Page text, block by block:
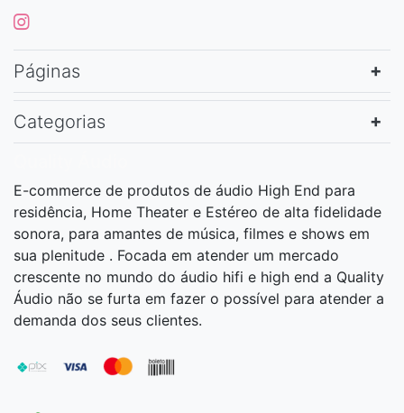
Páginas
Categorias
E-commerce de produtos de áudio High End para
residência, Home Theater e Estéreo de alta fidelidade
sonora, para amantes de música, filmes e shows em
sua plenitude . Focada em atender um mercado
crescente no mundo do áudio hifi e high end a Quality
Áudio não se furta em fazer o possível para atender a
demanda dos seus clientes.